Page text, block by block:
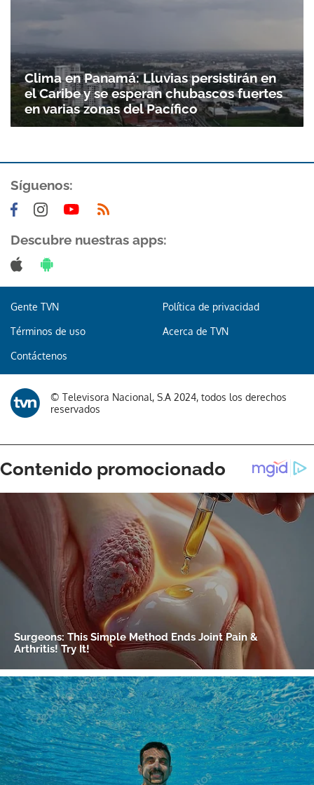
Clima en Panamá: Lluvias persistirán en
el Caribe y se esperan chubascos fuertes
en varias zonas del Pacífico
Síguenos:
Descubre nuestras apps:
Gente TVN Política de privacidad
Términos de uso Acerca de TVN
Contáctenos
© Televisora Nacional, S.A 2024, todos los derechos
reservados